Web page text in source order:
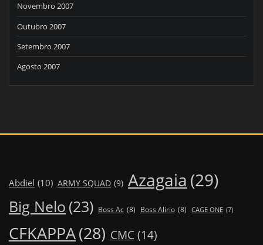
Novembro 2007
Outubro 2007
Setembro 2007
Agosto 2007
Abdiel (10) ARMY SQUAD (9) Azagaia (29)
Big Nelo (23) Boss Ac (8) Boss Alirio (8) CAGE ONE (7)
CFKAPPA(28) CMC (14)